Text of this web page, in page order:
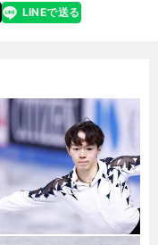
LINEで送る